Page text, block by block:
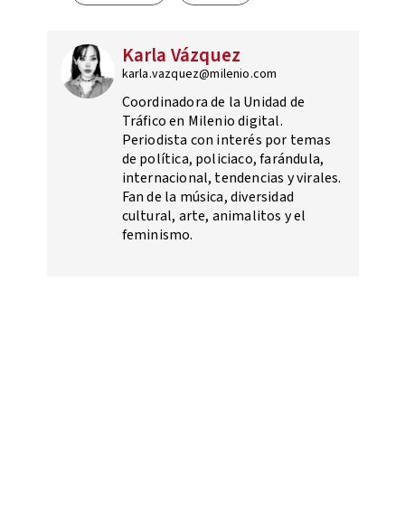
Karla Vázquez
karla.vazquez@milenio.com
Coordinadora de la Unidad de
Tráfico en Milenio digital.
Periodista con interés por temas
de política, policiaco, farándula,
internacional, tendencias y virales.
Fan de la música, diversidad
cultural, arte, animalitos y el
feminismo.